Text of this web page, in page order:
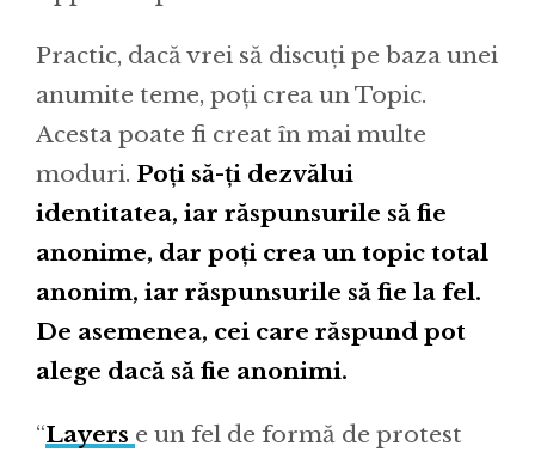
Practic, dacă vrei să discuți pe baza unei
anumite teme, poți crea un Topic.
Acesta poate fi creat în mai multe
moduri. Poți să-ți dezvălui
identitatea, iar răspunsurile să fie
anonime, dar poți crea un topic total
anonim, iar răspunsurile să fie la fel.
De asemenea, cei care răspund pot
alege dacă să fie anonimi.
“Layers e un fel de formă de protest